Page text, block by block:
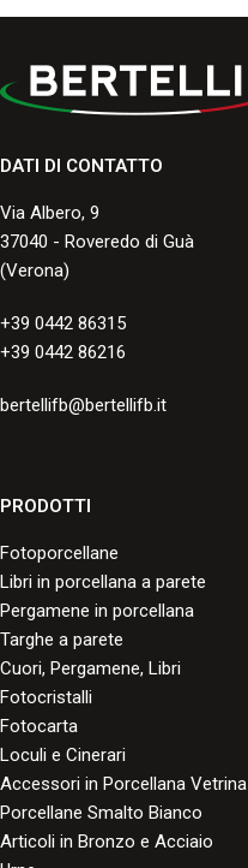
DATI DI CONTATTO
Via Albero, 9
37040 - Roveredo di Guà
(Verona)
+39 0442 86315
+39 0442 86216
bertellifb@bertellifb.it
PRODOTTI
Fotoporcellane
Libri in porcellana a parete
Pergamene in porcellana
Targhe a parete
Cuori, Pergamene, Libri
Fotocristalli
Fotocarta
Loculi e Cinerari
Accessori in Porcellana Vetrina
Porcellane Smalto Bianco
Articoli in Bronzo e Acciaio